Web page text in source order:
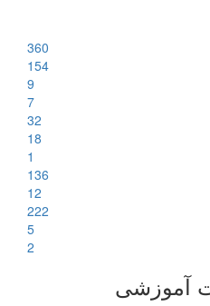
360
154
9
7
32
18
1
136
12
222
5
2
آموزشی